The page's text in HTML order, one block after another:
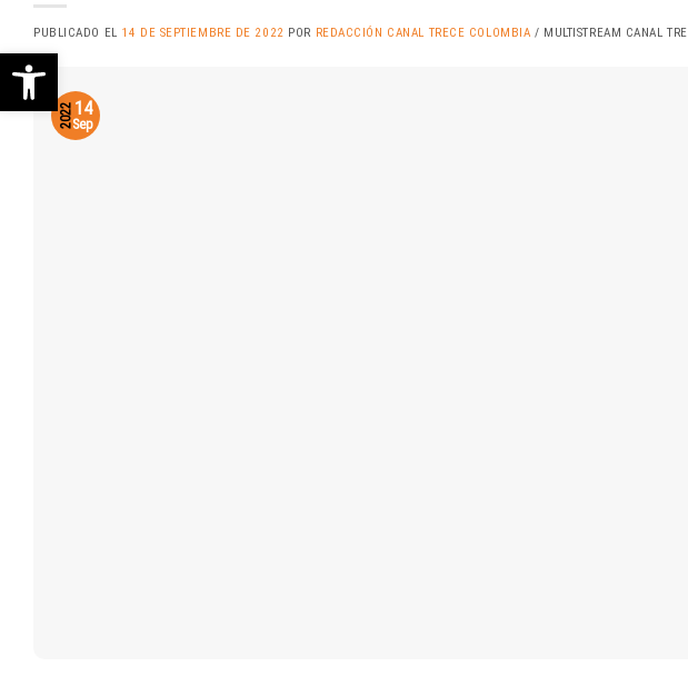
PUBLICADO EL 14 DE SEPTIEMBRE DE 2022 POR REDACCIÓN CANAL TRECE COLOMBIA / MULTISTREAM CANAL
14
Sep
2022
Abrir barra de herramientas